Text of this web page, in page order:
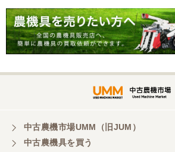
中古農機市場UMM（旧JUM）
中古農機具を買う